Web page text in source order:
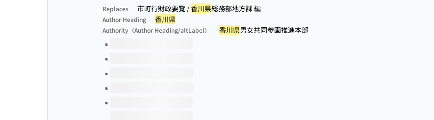
Replaces 市町行財政要覧 /香川県総務部地方課 編
Author Heading 香川県
Authority（Author Heading/altLabel） 香川県男女共同参画推進本部
Volumes of this title